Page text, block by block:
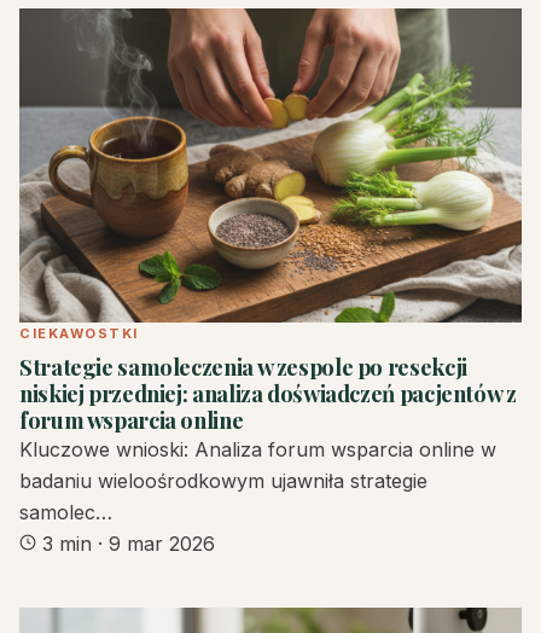
CIEKAWOSTKI
Strategie samoleczenia w zespole po resekcji
niskiej przedniej: analiza doświadczeń pacjentów z
forum wsparcia online
Kluczowe wnioski: Analiza forum wsparcia online w
badaniu wieloośrodkowym ujawniła strategie
samolec…
3 min · 9 mar 2026